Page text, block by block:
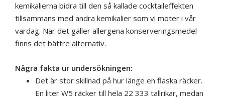
kemikalierna bidra till den så kallade cocktaileffekten
tillsammans med andra kemikalier som vi möter i vår
vardag. När det gäller allergena konserveringsmedel
finns det bättre alternativ.
Några fakta ur undersökningen:
Det är stor skillnad på hur länge en flaska räcker.
En liter W5 räcker till hela 22 333 tallrikar, medan